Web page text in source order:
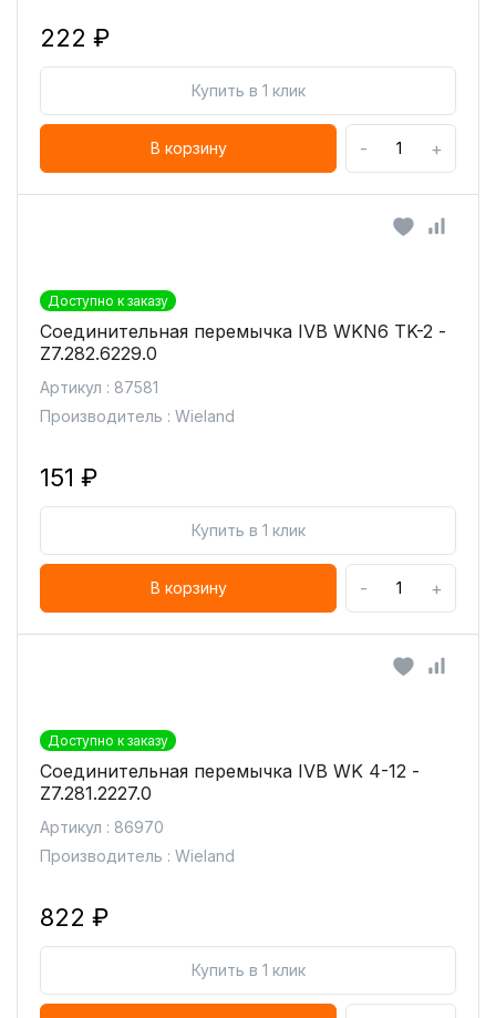
222 ₽
Купить в 1 клик
В корзину - +
Доступно к заказу
Соединительная перемычка IVB WKN6 TK-2 -
Z7.282.6229.0
Артикул : 87581
Производитель : Wieland
151 ₽
Купить в 1 клик
В корзину - +
Доступно к заказу
Соединительная перемычка IVB WK 4-12 -
Z7.281.2227.0
Артикул : 86970
Производитель : Wieland
822 ₽
Купить в 1 клик